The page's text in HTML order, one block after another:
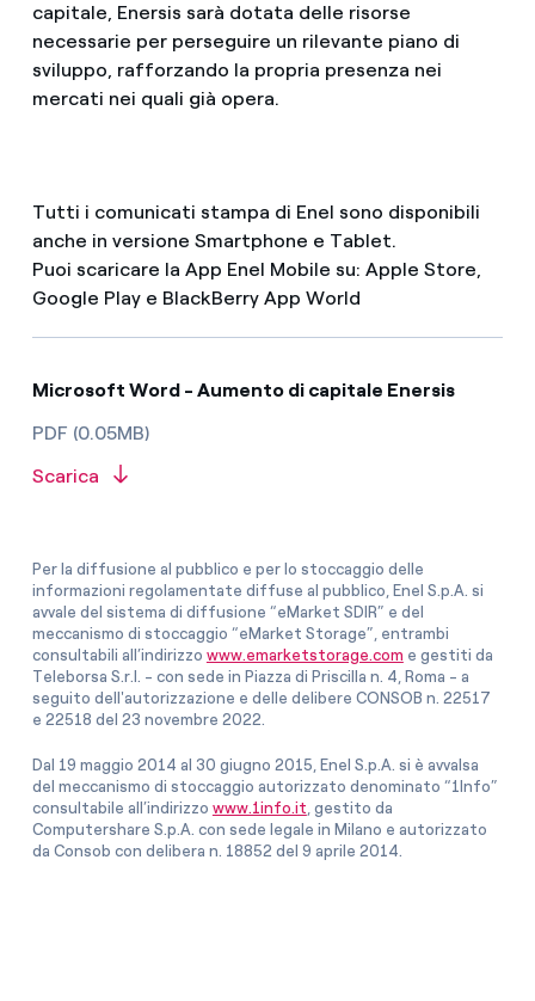
capitale, Enersis sarà dotata delle risorse
necessarie per perseguire un rilevante piano di
sviluppo, rafforzando la propria presenza nei
mercati nei quali già opera.
Tutti i comunicati stampa di Enel sono disponibili
anche in versione Smartphone e Tablet.
Puoi scaricare la App Enel Mobile su: Apple Store,
Google Play e BlackBerry App World
Microsoft Word - Aumento di capitale Enersis
PDF (0.05MB)
Scarica
Per la diffusione al pubblico e per lo stoccaggio delle
informazioni regolamentate diffuse al pubblico, Enel S.p.A. si
avvale del sistema di diffusione “eMarket SDIR” e del
meccanismo di stoccaggio “eMarket Storage”, entrambi
consultabili all’indirizzo www.emarketstorage.com e gestiti da
Teleborsa S.r.l. - con sede in Piazza di Priscilla n. 4, Roma - a
seguito dell'autorizzazione e delle delibere CONSOB n. 22517
e 22518 del 23 novembre 2022.
Dal 19 maggio 2014 al 30 giugno 2015, Enel S.p.A. si è avvalsa
del meccanismo di stoccaggio autorizzato denominato “1Info”
consultabile all’indirizzo www.1info.it , gestito da
Computershare S.p.A. con sede legale in Milano e autorizzato
da Consob con delibera n. 18852 del 9 aprile 2014.